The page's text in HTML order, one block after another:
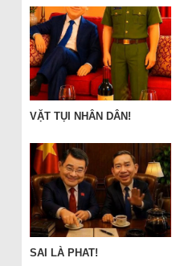
VẶT TỤI NHÂN DÂN!
SAI LÀ PHAT!